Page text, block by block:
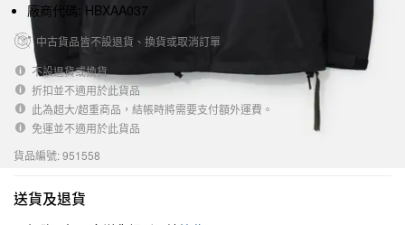
廠商代碼: HBXAA037
中古貨品皆不設退貨、換貨或取消訂單
不設退貨或換貨
折扣並不適用於此貨品
此為超大/超重商品，結帳時將需要支付額外運費。
免運並不適用於此貨品
貨品編號: 951558
送貨及退貨